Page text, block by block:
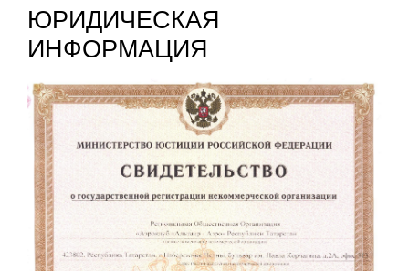
ЮРИДИЧЕСКАЯ
ИНФОРМАЦИЯ